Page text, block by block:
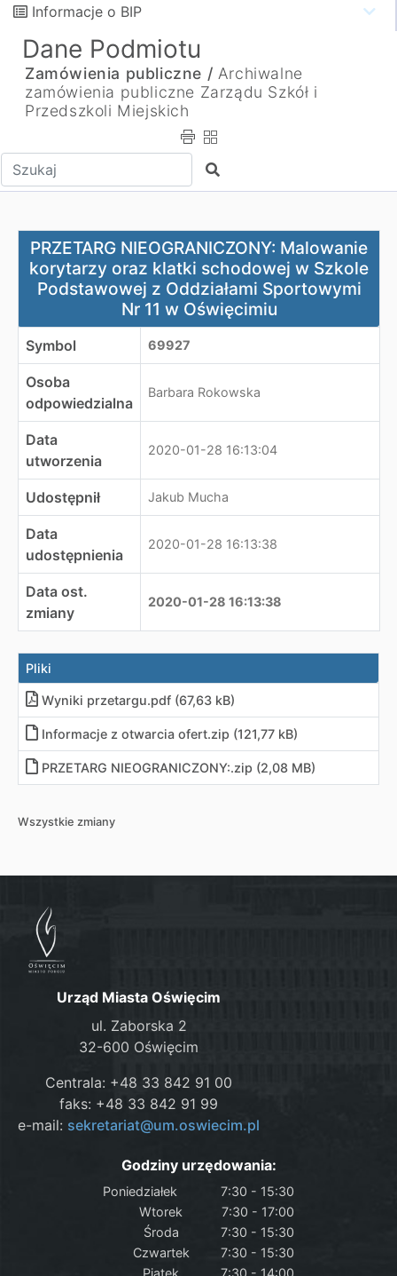
Informacje o BIP
Dane Podmiotu
Zamówienia publiczne / Archiwalne
zamówienia publiczne Zarządu Szkół i
Przedszkoli Miejskich
Wpisz tekst do wyszukania Szukaj
PRZETARG NIEOGRANICZONY: Malowanie
PRZETARG NIEOGRANICZONY: Malowanie
korytarzy oraz klatki schodowej w Szkole
Podstawowej z Oddziałami Sportowymi
Nr 11 w Oświęcimiu
Symbol 69927
Osoba
odpowiedzialna
Barbara Rokowska
Data
utworzenia
2020-01-28 16:13:04
Udostępnił Jakub Mucha
Data
udostępnienia
2020-01-28 16:13:38
Data ost.
zmiany
2020-01-28 16:13:38
Pliki
Wyniki przetargu.pdf (67,63 kB)
Informacje z otwarcia ofert.zip (121,77 kB)
PRZETARG NIEOGRANICZONY:.zip (2,08 MB)
Wszystkie zmiany
Urząd Miasta Oświęcim
ul. Zaborska 2
32-600 Oświęcim
Centrala: +48 33 842 91 00
faks: +48 33 842 91 99
e-mail: sekretariat@um.oswiecim.pl
Godziny urzędowania:
Poniedziałek
7:30 - 15:30
Wtorek
7:30 - 17:00
Środa
7:30 - 15:30
Czwartek
7:30 - 15:30
Piątek
7:30 - 14:00